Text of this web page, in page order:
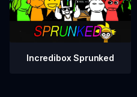
Incredibox Sprunked